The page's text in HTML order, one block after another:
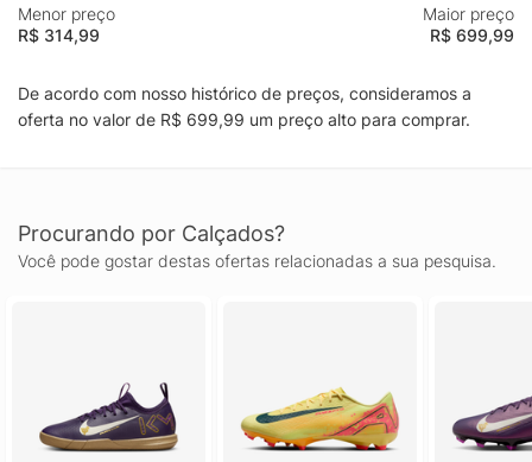
Menor preço
R$ 314,99
Maior preço
R$ 699,99
De acordo com nosso histórico de preços, consideramos a
oferta no valor de R$ 699,99 um preço alto para comprar.
Procurando por Calçados?
Você pode gostar destas ofertas relacionadas a sua pesquisa.